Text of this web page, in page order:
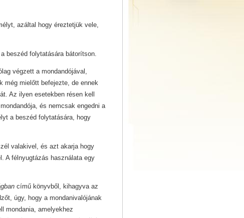
azáltal hogy éreztetjük vele,
beszéd folytatására bátorítson.
végzett a mondandójával,
még mielőtt befejezte, de ennek
Az ilyen esetekben résen kell
és nemcsak engedni a
a beszéd folytatására, hogy
valakivel, és azt akarja hogy
A félnyugtázás használata egy
című könyvből, kihagyva az
úgy, hogy a mondanivalójának
mondania, amelyekhez